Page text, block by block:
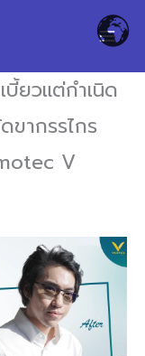
บี้ยวแต่กำเนิด
ขากรรไกร
V